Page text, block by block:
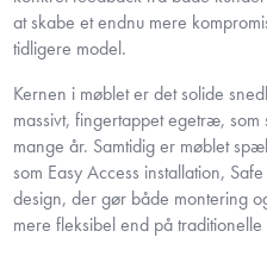
at skabe et endnu mere
tidligere model.
Kernen i møblet er det solide
massivt, fingertappet egetræ,
mange år. Samtidig er møblet
som Easy Access installation,
design, der gør både montering
mere fleksibel end på